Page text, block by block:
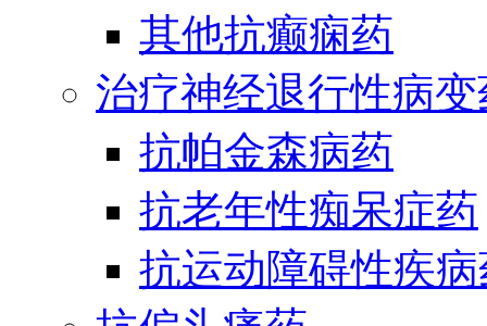
其他抗癫痫药
治疗神经退行性病
抗帕金森病药
抗老年性痴呆症药
抗运动障碍性疾